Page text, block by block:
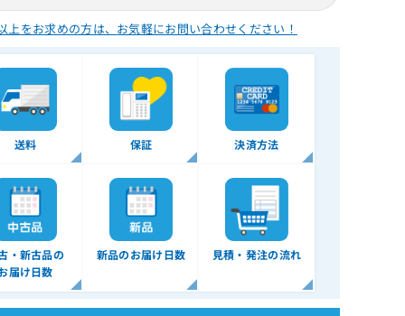
上をお求めの方は、 お気軽にお問い合わせください！
送料 保証 決済方法
・新古品の
届け日数
新品のお届け日数 見積・発注の流れ